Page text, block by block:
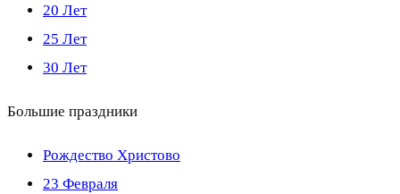
20 Лет
25 Лет
30 Лет
Большие праздники
Рождество Христово
23 Февраля